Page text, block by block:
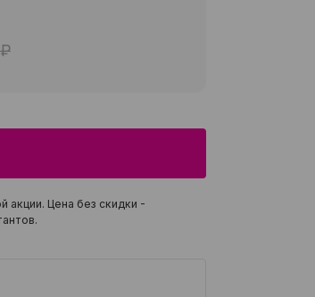
акции. Цена без скидки -